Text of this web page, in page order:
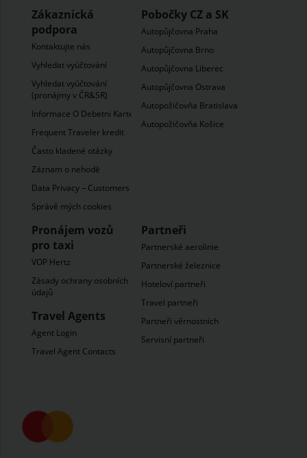
Zákaznická
podpora
Kontaktujte nás
Vyhledat vyúčtování
Vyhledat vyúčtování
(pronájmy v ČR&SR)
Informace O Debetni Karte
Frequent Traveler kredit
Často kladené otázky
Záznam o nehodĕ
Data Privacy – Customers
Správě mých cookies
Pobočky CZ a SK
Autopůjčovna Praha
Autopůjčovna Brno
Autopůjčovna Liberec
Autopůjčovna Ostrava
Autopožičovňa Bratislava
Autopožičovňa Košice
Pronájem vozů
pro taxi
VOP Hertz
Zásady ochrany osobních
údajů
Travel Agents
Agent Login
Travel Agent Contacts
Partneři
Partnerské aerolinie
Partnerské železnice
Hoteloví partneři
Travel partneři
Partneři věrnostních
Servisní partneři